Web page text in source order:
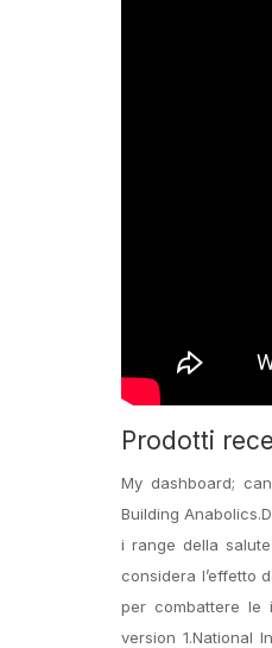
Prodotti
My dashboard;
Building
i range della
considera l’effetto
per combattere le
version 1.National